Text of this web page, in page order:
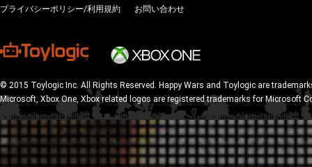
プライバシーポリシー/利用規約 お問い合わせ
© 2015 Toylogic Inc. All Rights Reserved. Happy Wars and Toylogic are
Microsoft, Xbox One, Xbox related logos are registered trademarks for Microsoft